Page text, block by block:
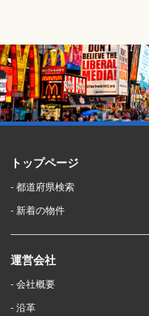
トップページ
- 都道府県検索
- 新着の物件
運営会社
- 会社概要
- 沿革